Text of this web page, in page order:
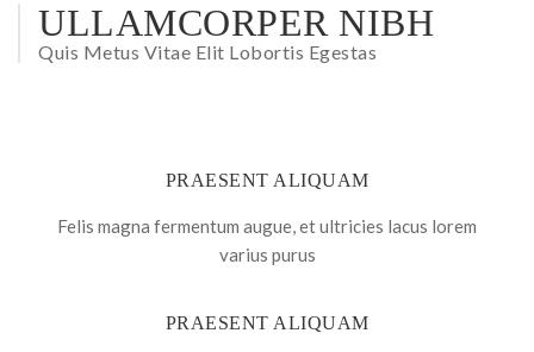
ULLAMCORPER NIBH
Quis Metus Vitae Elit Lobortis Egestas
PRAESENT ALIQUAM
Felis magna fermentum augue, et ultricies lacus lorem
varius purus
PRAESENT ALIQUAM